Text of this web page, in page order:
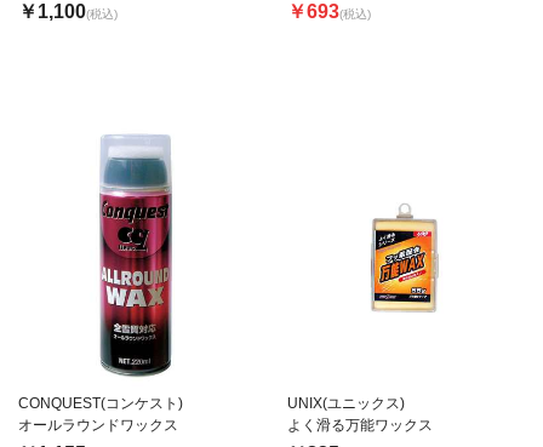
￥1,100(税込) ￥693(税込)
CONQUEST(コンケスト)
オールラウンドワックス
UNIX(ユニックス)
よく滑る万能ワックス